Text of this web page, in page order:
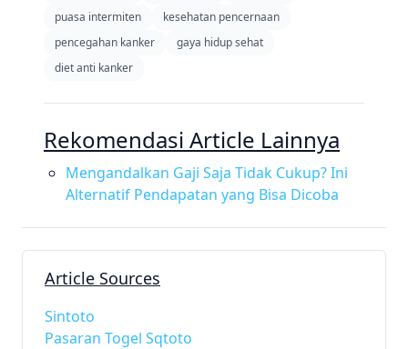
puasa intermiten
kesehatan pencernaan
pencegahan kanker
gaya hidup sehat
diet anti kanker
Rekomendasi Article Lainnya
Mengandalkan Gaji Saja Tidak Cukup? Ini
Alternatif Pendapatan yang Bisa Dicoba
Article Sources
Sintoto
Pasaran Togel Sqtoto